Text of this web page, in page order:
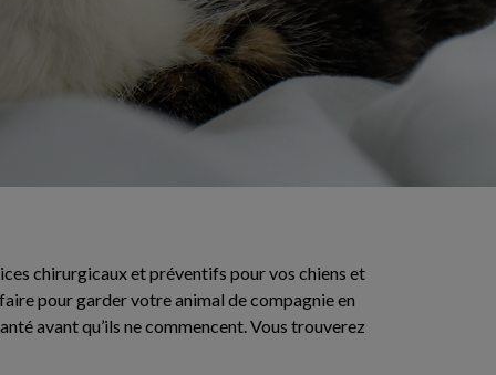
chirurgicaux et préventifs pour vos chiens et
pour garder votre animal de compagnie en
avant qu’ils ne commencent. Vous trouverez